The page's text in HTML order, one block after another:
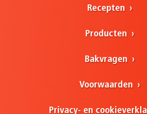
Recepten
Producten
Bakvragen
Voorwaarden
Privacy- en